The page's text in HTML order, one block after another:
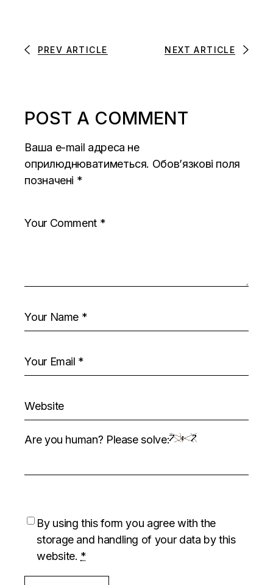
PREV ARTICLE NEXT ARTICLE
POST A COMMENT
Ваша e-mail адреса не
оприлюднюватиметься. Обов’язкові поля
позначені *
Are you human? Please solve:
By using this form you agree with the
storage and handling of your data by this
website. *